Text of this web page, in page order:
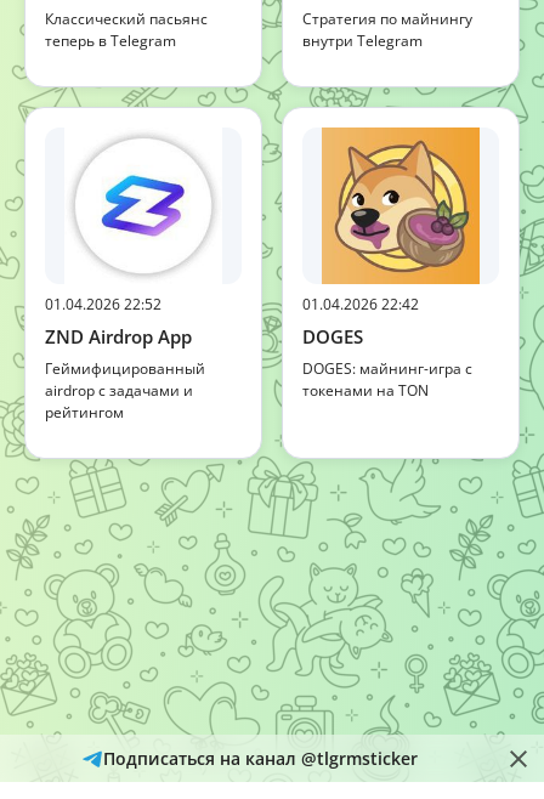
Классический пасьянс
теперь в Telegram
Стратегия по майнингу
внутри Telegram
01.04.2026 22:52
ZND Airdrop App
Геймифицированный
airdrop с задачами и
рейтингом
01.04.2026 22:42
DOGES
DOGES: майнинг-игра с
токенами на TON
Подписаться на канал @tlgrmsticker